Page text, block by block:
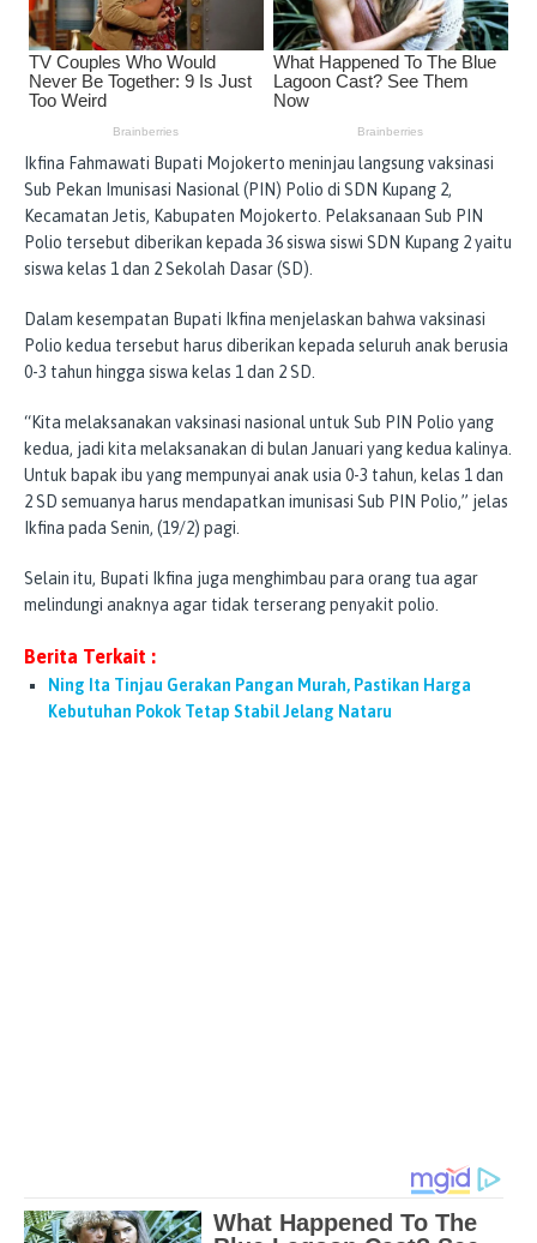
Ikfina Fahmawati Bupati Mojokerto meninjau langsung vaksinasi
Sub Pekan Imunisasi Nasional (PIN) Polio di SDN Kupang 2,
Kecamatan Jetis, Kabupaten Mojokerto. Pelaksanaan Sub PIN
Polio tersebut diberikan kepada 36 siswa siswi SDN Kupang 2 yaitu
siswa kelas 1 dan 2 Sekolah Dasar (SD).
Dalam kesempatan Bupati Ikfina menjelaskan bahwa vaksinasi
Polio kedua tersebut harus diberikan kepada seluruh anak berusia
0-3 tahun hingga siswa kelas 1 dan 2 SD.
“Kita melaksanakan vaksinasi nasional untuk Sub PIN Polio yang
kedua, jadi kita melaksanakan di bulan Januari yang kedua kalinya.
Untuk bapak ibu yang mempunyai anak usia 0-3 tahun, kelas 1 dan
2 SD semuanya harus mendapatkan imunisasi Sub PIN Polio,” jelas
Ikfina pada Senin, (19/2) pagi.
Selain itu, Bupati Ikfina juga menghimbau para orang tua agar
melindungi anaknya agar tidak terserang penyakit polio.
Berita Terkait :
Ning Ita Tinjau Gerakan Pangan Murah, Pastikan Harga
Kebutuhan Pokok Tetap Stabil Jelang Nataru